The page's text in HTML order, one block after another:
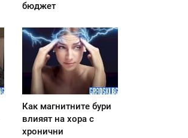
бюджет
Как магнитните бури
влияят на хора с
хронични